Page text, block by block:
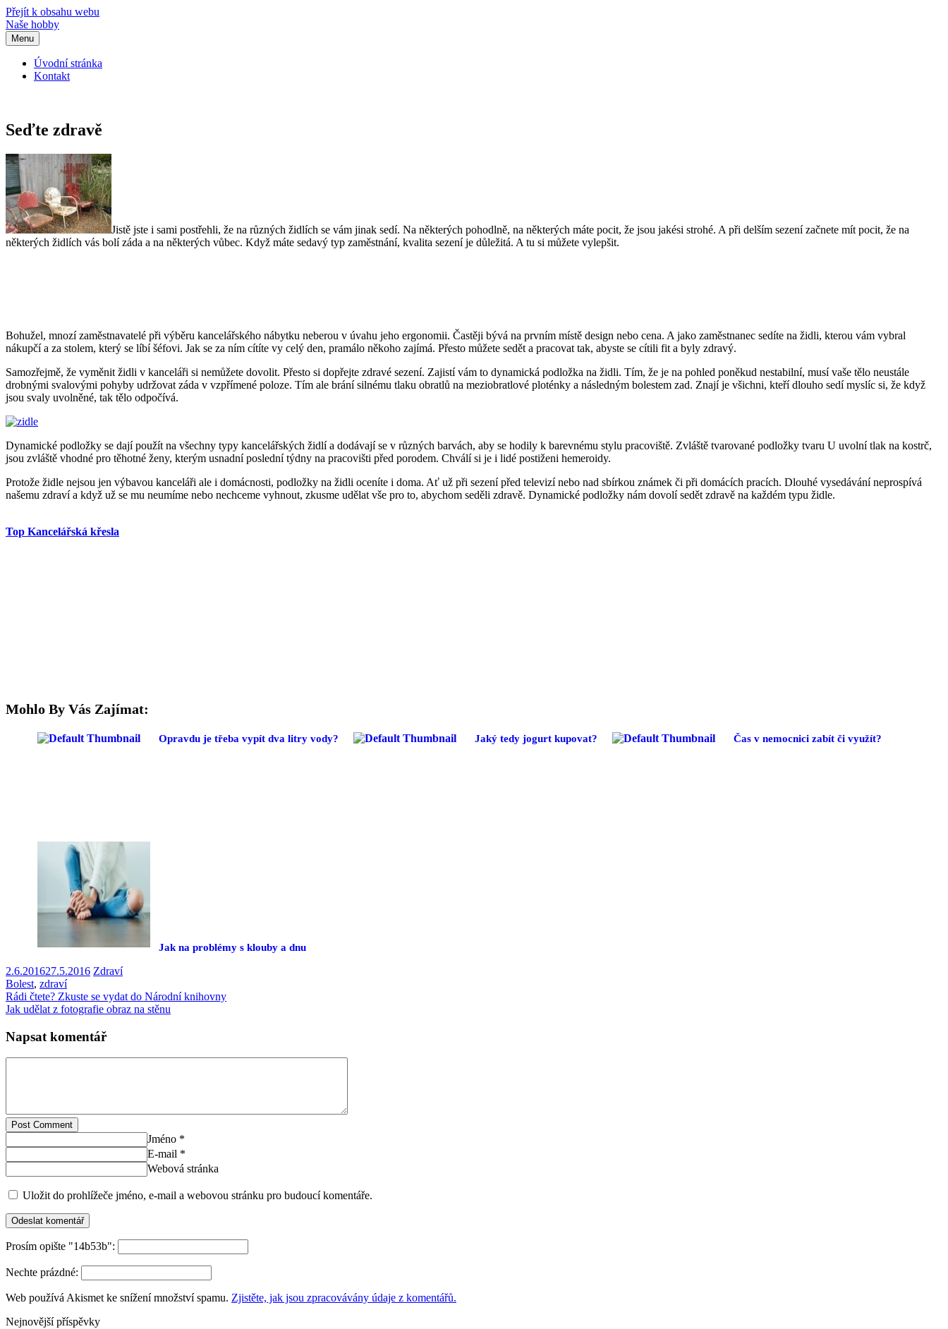
Přejít k obsahu webu
Naše hobby
Menu
Úvodní stránka
Kontakt
Seďte zdravě
Jistě jste i sami postřehli, že na různých židlích se vám jinak sedí. Na některých pohodlně, na některých máte pocit, že jsou jakési strohé. A při delším sezení začnete mít pocit, že na
některých židlích vás bolí záda a na některých vůbec. Když máte sedavý typ zaměstnání, kvalita sezení je důležitá. A tu si můžete vylepšit.
Bohužel, mnozí zaměstnavatelé při výběru kancelářského nábytku neberou v úvahu jeho ergonomii. Častěji bývá na prvním místě design nebo cena. A jako zaměstnanec sedíte na židli, kterou vám vybral
nákupčí a za stolem, který se líbí šéfovi. Jak se za ním cítíte vy celý den, pramálo někoho zajímá. Přesto můžete sedět a pracovat tak, abyste se cítili fit a byly zdravý.
Samozřejmě, že vyměnit židli v kanceláři si nemůžete dovolit. Přesto si dopřejte zdravé sezení. Zajistí vám to dynamická podložka na židli. Tím, že je na pohled poněkud nestabilní, musí vaše tělo neustále
drobnými svalovými pohyby udržovat záda v vzpřímené poloze. Tím ale brání silnému tlaku obratlů na meziobratlové ploténky a následným bolestem zad. Znají je všichni, kteří dlouho sedí myslíc si, že když
jsou svaly uvolněné, tak tělo odpočívá.
Dynamické podložky se dají použít na všechny typy kancelářských židlí a dodávají se v různých barvách, aby se hodily k barevnému stylu pracoviště. Zvláště tvarované podložky tvaru U uvolní tlak na kostrč,
jsou zvláště vhodné pro těhotné ženy, kterým usnadní poslední týdny na pracovišti před porodem. Chválí si je i lidé postiženi hemeroidy.
Protože židle nejsou jen výbavou kanceláři ale i domácnosti, podložky na židli oceníte i doma. Ať už při sezení před televizí nebo nad sbírkou známek či při domácích pracích. Dlouhé vysedávání neprospívá
našemu zdraví a když už se mu neumíme nebo nechceme vyhnout, zkusme udělat vše pro to, abychom seděli zdravě. Dynamické podložky nám dovolí sedět zdravě na každém typu židle.
Top Kancelářská křesla
Mohlo By Vás Zajímat:
Opravdu je třeba vypít dva litry vody? Jaký tedy jogurt kupovat? Čas v nemocnici zabít či využít?
Jak na problémy s klouby a dnu
2.6.201627.5.2016 Zdraví
Bolest, zdraví
Rádi čtete? Zkuste se vydat do Národní knihovny
Jak udělat z fotografie obraz na stěnu
Napsat komentář
Post Comment
Jméno *
E-mail *
Webová stránka
Uložit do prohlížeče jméno, e-mail a webovou stránku pro budoucí komentáře.
Prosím opište "14b53b":
Nechte prázdné:
Web používá Akismet ke snížení množství spamu. Zjistěte, jak jsou zpracovávány údaje z komentářů.
Nejnovější příspěvky